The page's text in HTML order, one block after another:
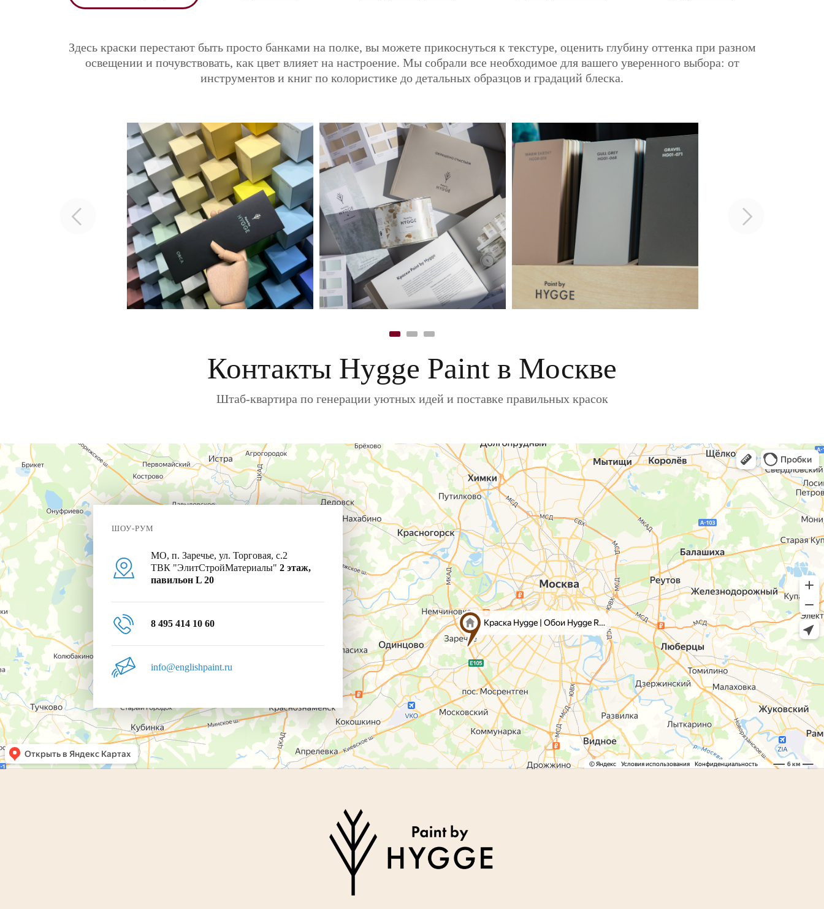
Здесь краски перестают быть просто банками на полке, вы можете прикоснуться к текстуре, оценить глубину оттенка при разном
освещении и почувствовать, как цвет влияет на настроение. Мы собрали все необходимое для вашего уверенного выбора: от
инструментов и книг по колористике до детальных образцов и градаций блеска.
Контакты Hygge Paint в Москве
Штаб-квартира по генерации уютных идей и поставке правильных красок
ШОУ-РУМ
МО, п. Заречье, ул. Торговая, с.2
ТВК "ЭлитСтройМатериалы" 2 этаж,
павильон L 20
8 495 414 10 60
info@englishpaint.ru